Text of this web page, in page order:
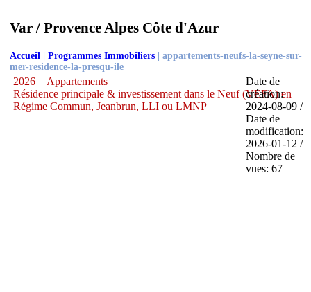
Var / Provence Alpes Côte d'Azur
Accueil |Programmes Immobiliers |appartements-neufs-la-seyne-sur-
mer-residence-la-presqu-ile
2026
Appartements
Résidence principale & investissement dans le Neuf (VEFA) en
Régime Commun, Jeanbrun, LLI ou LMNP
Date de
création:
2024-08-09 /
Date de
modification:
2026-01-12 /
Nombre de
vues: 67